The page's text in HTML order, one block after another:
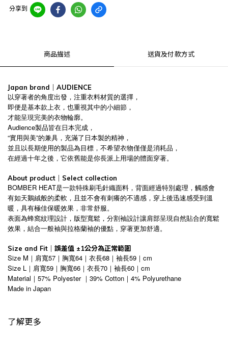
分享到
商品描述 送貨及付款方式
Japan brand｜AUDIENCE
以穿著者的角度出發，注重衣料材質的選擇，
即便是基本款上衣，也重視其中的小細節，
才能呈現完美的衣物輪廓。
Audience製品皆在日本完成，
“實用與美”的兼具，充滿了日本製的精神，
並且以長期使用的製品為目標，不希望衣物僅僅是消耗品，
在經過十年之後，它依舊能是你長派上用場的體面穿著。
About product｜Select collection
BOMBER HEAT是一款特殊刷毛針織面料，背面經過特別處理，觸感會
有如天鵝絨般的柔軟，且並不會有刺癢的不適感，穿上後迅速感受到溫
暖，具有極佳保暖效果，非常舒服。
表面為蜂窩紋理設計，版型寬鬆，分割袖設計讓肩部呈現自然貼合的寬鬆
效果，結合一般袖與拉格蘭袖的優點，穿著更加舒適。
Size and Fit｜誤差值 ±1公分為正常範圍
Size M｜肩寬57｜胸寬64｜衣長68｜袖長59｜cm
Size L｜肩寬59｜胸寬66｜衣長70｜袖長60｜cm
Material｜57% Polyester ｜39% Cotton｜4% Polyurethane
Made in Japan
了解更多